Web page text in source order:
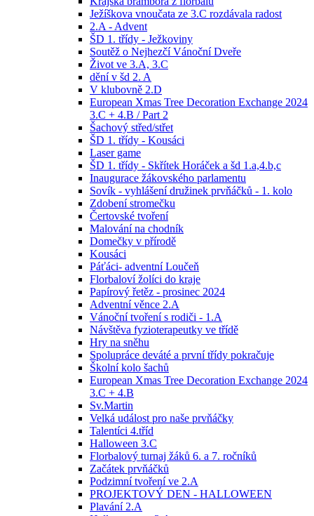
Ježíškova vnoučata ze 3.C rozdávala radost
2.A - Advent
ŠD 1. třídy - Ježkoviny
Soutěž o Nejhezčí Vánoční Dveře
Život ve 3.A, 3.C
dění v šd 2. A
V klubovně 2.D
European Xmas Tree Decoration Exchange 2024
3.C + 4.B / Part 2
Šachový střed/střet
ŠD 1. třídy - Kousáci
Laser game
ŠD 1. třídy - Skřítek Horáček a šd 1.a,4.b,c
Inaugurace žákovského parlamentu
Sovík - vyhlášení družinek prvňáčků - 1. kolo
Zdobení stromečku
Čertovské tvoření
Malování na chodník
Domečky v přírodě
Kousáci
Páťáci- adventní Loučeň
Florbaloví žolíci do kraje
Papírový řetěz - prosinec 2024
Adventní věnce 2.A
Vánoční tvoření s rodiči - 1.A
Návštěva fyzioterapeutky ve třídě
Hry na sněhu
Spolupráce deváté a první třídy pokračuje
Školní kolo šachů
European Xmas Tree Decoration Exchange 2024
3.C + 4.B
Sv.Martin
Velká událost pro naše prvňáčky
Talentíci 4.tříd
Halloween 3.C
Florbalový turnaj žáků 6. a 7. ročníků
Začátek prvňáčků
Podzimní tvoření ve 2.A
PROJEKTOVÝ DEN - HALLOWEEN
Plavání 2.A